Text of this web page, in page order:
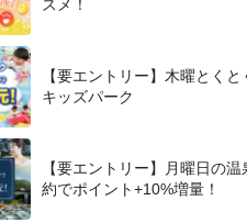
スメ！
【要エントリー】木曜とくと
キッズパーク
【要エントリー】月曜日の温
約でポイント+10%増量！